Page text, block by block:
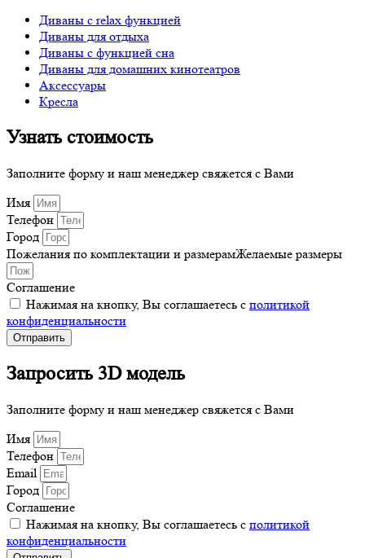
Диваны с relax функцией
Диваны для отдыха
Диваны с функцией сна
Диваны для домашних кинотеатров
Аксессуары
Кресла
Узнать стоимость
Заполните форму и наш менеджер свяжется с Вами
Имя
Телефон
Город
Пожелания по комплектации и размерамЖелаемые размеры
Соглашение
Нажимая на кнопку, Вы соглашаетесь с политикой
конфиденциальности
Отправить
Запросить 3D модель
Заполните форму и наш менеджер свяжется с Вами
Имя
Телефон
Email
Город
Соглашение
Нажимая на кнопку, Вы соглашаетесь с политикой
конфиденциальности